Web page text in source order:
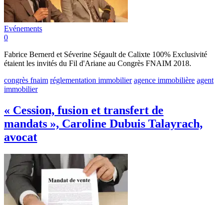
Evénements
0
Fabrice Bernerd et Séverine Ségault de Calixte 100% Exclusivité
étaient les invités du Fil d'Ariane au Congrès FNAIM 2018.
congrès fnaim réglementation immobilier agence immobilière agent
immobilier
« Cession, fusion et transfert de
mandats », Caroline Dubuis Talayrach,
avocat